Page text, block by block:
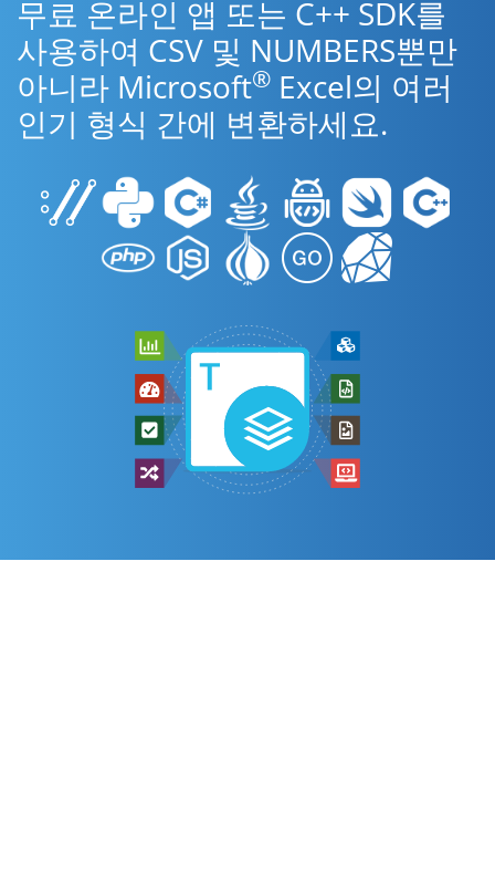
무료 온라인 앱 또는 C++ SDK를
사용하여 CSV 및 NUMBERS뿐만
아니라 Microsoft® Excel의 여러
인기 형식 간에 변환하세요.